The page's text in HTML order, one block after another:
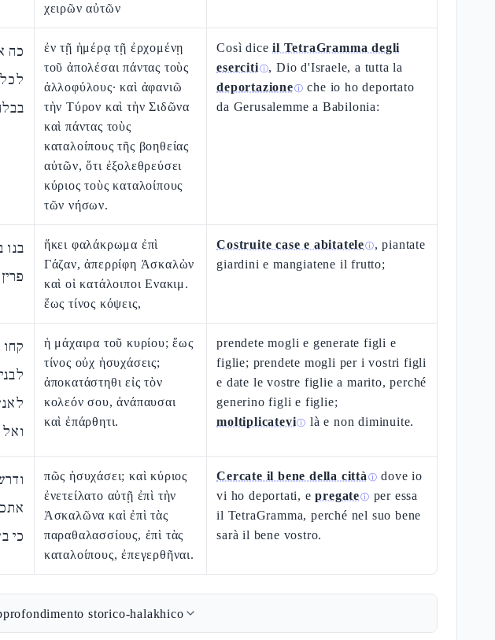
χειρῶν αὐτῶν
כה
ἐν τῇ ἡμέρᾳ τῇ ἐρχομένῃ
τοῦ ἀπολέσαι πάντας τοὺς
ἀλλοφύλους· καὶ ἀφανιῶ
τὴν Τύρον καὶ τὴν Σιδῶνα
καὶ πάντας τοὺς
καταλοίπους τῆς βοηθείας
αὐτῶν, ὅτι ἐξολεθρεύσει
κύριος τοὺς καταλοίπους
τῶν νήσων.
Così diceil TetraGramma degli
esercitiⓘ, Dio d'Israele, a tutta la
deportazioneⓘ che io ho deportato
da Gerusalemme a Babilonia:
בנו
פרין
ἥκει φαλάκρωμα ἐπὶ
Γάζαν, ἀπερρίφη Ἀσκαλὼν
καὶ οἱ κατάλοιποι Ενακιμ.
ἕως τίνος κόψεις,
Costruite case e abitateleⓘ, piantate
giardini e mangiatene il frutto;
קחו
ἡ μάχαιρα τοῦ κυρίου; ἕως
τίνος οὐχ ἡσυχάσεις;
ἀποκατάστηθι εἰς τὸν
κολεόν σου, ἀνάπαυσαι
καὶ ἐπάρθητι.
prendete mogli e generate figli e
figlie; prendete mogli per i vostri figli
e date le vostre figlie a marito, perché
generino figli e figlie;
moltiplicateviⓘ là e non diminuite.
כי
πῶς ἡσυχάσει; καὶ κύριος
ἐνετείλατο αὐτῇ ἐπὶ τὴν
Ἀσκαλῶνα καὶ ἐπὶ τὰς
παραθαλασσίους, ἐπὶ τὰς
καταλοίπους, ἐπεγερθῆναι.
Cercate il bene della città ⓘ dove io
vi ho deportati, epregateⓘ per essa
il TetraGramma, perché nel suo bene
sarà il bene vostro.
storico-halakhico